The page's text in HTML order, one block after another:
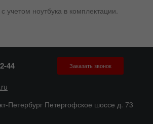
учетом ноутбука в комплектации.
44 Заказать звонок
Петербург Петергофское шоссе д. 73